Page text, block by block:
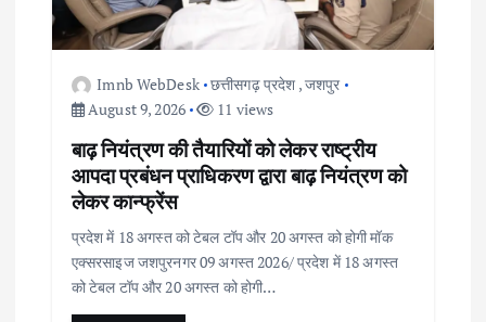
Imnb WebDesk छत्तीसगढ़ प्रदेश ,जशपुर
August 9, 2026
11 views
बाढ़ नियंत्रण की तैयारियों को लेकर राष्ट्रीय
आपदा प्रबंधन प्राधिकरण द्वारा बाढ़ नियंत्रण को
लेकर कान्फ्रेंस
प्रदेश में 18 अगस्त को टेबल टॉप और 20 अगस्त को होगी मॉक
एक्सरसाइज जशपुरनगर 09 अगस्त 2026/ प्रदेश में 18 अगस्त
को टेबल टॉप और 20 अगस्त को होगी…